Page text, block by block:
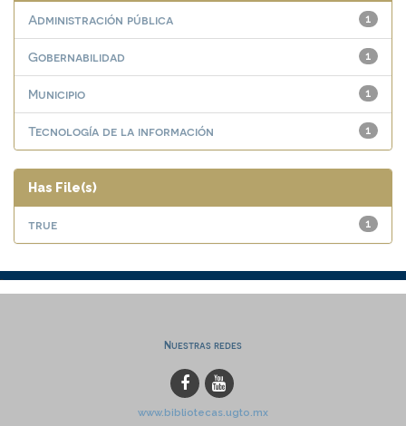
1
Administración pública
1
Gobernabilidad
1
Municipio
1
Tecnología de la información
Has File(s)
1
true
Nuestras redes
www.bibliotecas.ugto.mx